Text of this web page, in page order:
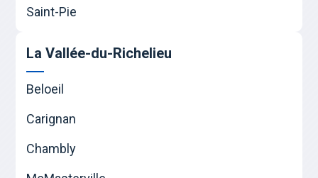
Saint-Pie
La Vallée-du-Richelieu
Beloeil
Carignan
Chambly